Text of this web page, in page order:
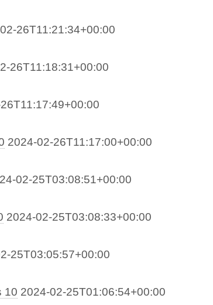
26T11:21:34+00:00
26T11:18:31+00:00
2024-02-26T11:17:00+00:00
02-25T03:08:51+00:00
2024-02-25T03:08:33+00:00
25T03:05:57+00:00
10 2024-02-25T01:06:54+00:00